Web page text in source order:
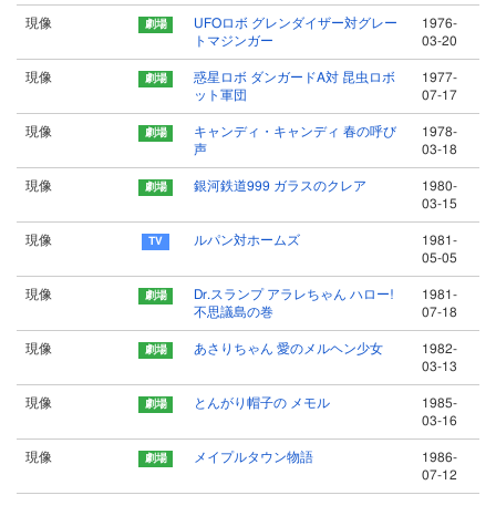
現像
UFOロボ グレンダイザー対グレー
トマジンガー
1976-
03-20
現像
惑星ロボ ダンガードA対 昆虫ロボ
ット軍団
1977-
07-17
現像
キャンディ・キャンディ 春の呼び
声
1978-
03-18
現像 銀河鉄道999 ガラスのクレア
1980-
03-15
現像 ルパン対ホームズ
1981-
05-05
現像
Dr.スランプ アラレちゃん ハロー!
不思議島の巻
1981-
07-18
現像 あさりちゃん 愛のメルヘン少女
1982-
03-13
現像 とんがり帽子の メモル
1985-
03-16
現像 メイプルタウン物語
1986-
07-12